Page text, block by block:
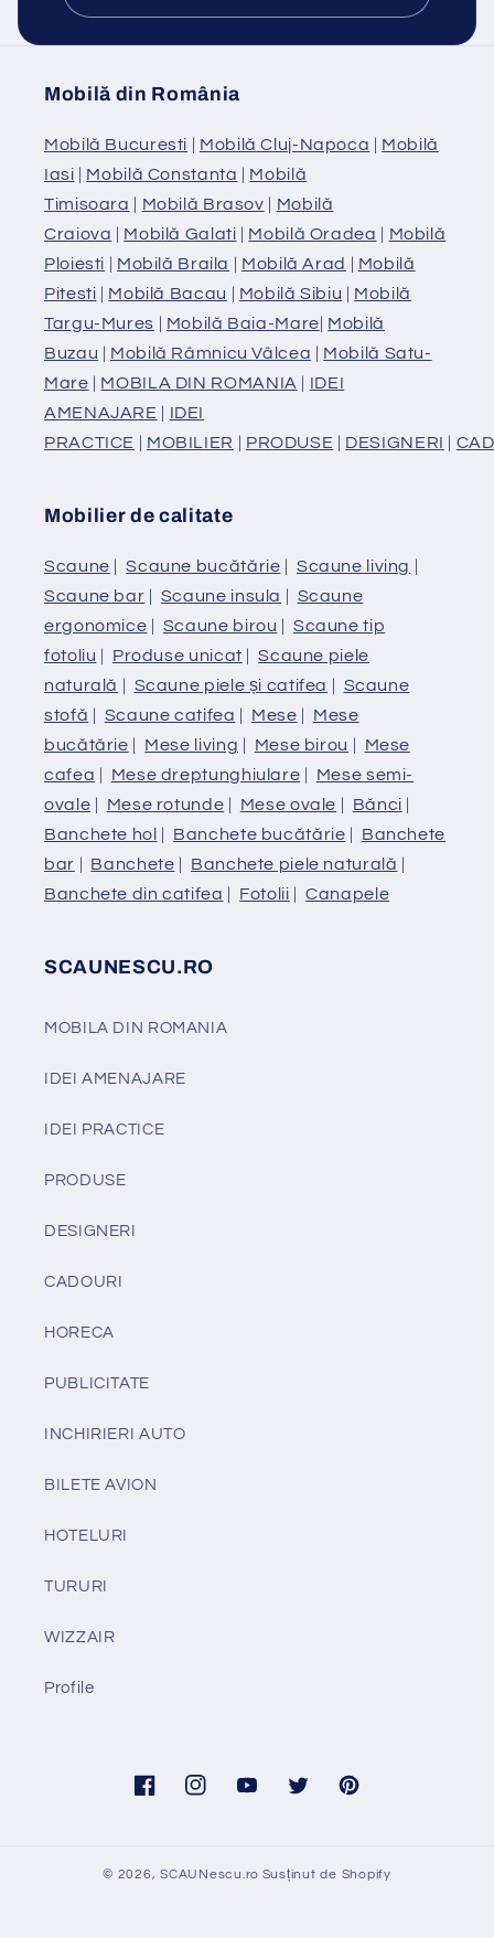
Mobilă din România
Mobilă Bucuresti | Mobilă Cluj-Napoca | Mobilă
Iasi | Mobilă Constanta | Mobilă
Timisoara | Mobilă Brasov | Mobilă
Craiova | Mobilă Galati | Mobilă Oradea | Mobilă
Ploiesti | Mobilă Braila | Mobilă Arad | Mobilă
Pitesti | Mobilă Bacau | Mobilă Sibiu | Mobilă
Targu-Mures | Mobilă Baia-Mare| Mobilă
Buzau | Mobilă Râmnicu Vâlcea | Mobilă Satu-
Mare | MOBILA DIN ROMANIA | IDEI
AMENAJARE | IDEI
PRACTICE | MOBILIER | PRODUSE | DESIGNERI |
Mobilier de calitate
Scaune |Scaune bucătărie | Scaune living |
Scaune bar | Scaune insula | Scaune
ergonomice | Scaune birou | Scaune tip
fotoliu | Produse unicat |Scaune piele
naturală | Scaune piele și catifea | Scaune
stofă | Scaune catifea | Mese | Mese
bucătărie | Mese living | Mese birou | Mese
cafea | Mese dreptunghiulare | Mese semi-
ovale | Mese rotunde | Mese ovale | Bănci |
Banchete hol | Banchete bucătărie | Banchete
bar | Banchete | Banchete piele naturală |
Banchete din catifea | Fotolii |Canapele
SCAUNESCU.RO
MOBILA DIN ROMANIA
IDEI AMENAJARE
IDEI PRACTICE
PRODUSE
DESIGNERI
CADOURI
HORECA
PUBLICITATE
INCHIRIERI AUTO
BILETE AVION
HOTELURI
TURURI
WIZZAIR
Profile
FacebookInstagramYouTubeTwitter Pinterest
© 2026,SCAUNescu.ro Susținut de Shopify